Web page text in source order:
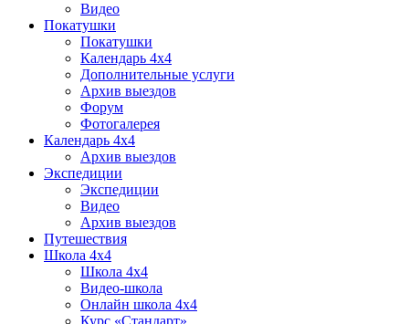
Видео
Покатушки
Покатушки
Календарь 4х4
Дополнительные услуги
Архив выездов
Форум
Фотогалерея
Календарь 4х4
Архив выездов
Экспедиции
Экспедиции
Видео
Архив выездов
Путешествия
Школа 4х4
Школа 4х4
Видео-школа
Онлайн школа 4х4
Курс «Стандарт»